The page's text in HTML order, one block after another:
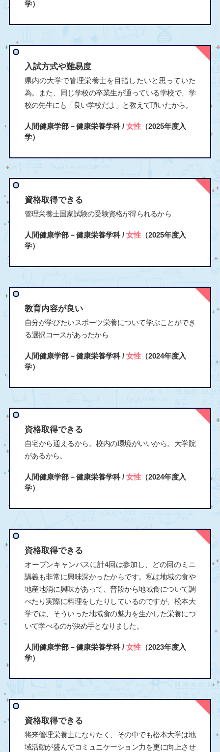
学）
入試方式や難易度
県内の大学で管理栄養士を目指したいと思っていた
為。また、同じ学校の卒業生が通っている学校で、学
校の先生にも「良い学校だよ」と教えて頂いたから。
人間健康学部－健康栄養学科 / 女性（2025年度入
学）
資格取得できる
管理栄養士国家試験の受験資格が得られるから
人間健康学部－健康栄養学科 / 女性（2025年度入
学）
教育内容が良い
自分が学びたいスポーツ栄養について学ぶことができ
る選択コースがあったから
人間健康学部－健康栄養学科 / 女性（2024年度入
学）
資格取得できる
自宅から通えるから。校内の環境がいいから。大学院
があるから。
人間健康学部－健康栄養学科 / 女性（2024年度入
学）
資格取得できる
オープンキャンパスに計4回は参加し、どの回のミニ
講義も非常に興味深かったからです。私は地域の食や
地産地消に興味があって、普段から地域食について調
べたり実際に料理をしたりしているのですが、松本大
学では、そういった地域食の魅力を生かした栄養につ
いて学べるのが決め手となりました。
人間健康学部－健康栄養学科 / 女性（2023年度入
学）
資格取得できる
将来管理栄養士になりたく、その中でも松本大学は地
域活動が盛んでコミュニケーション力を更に向上させ